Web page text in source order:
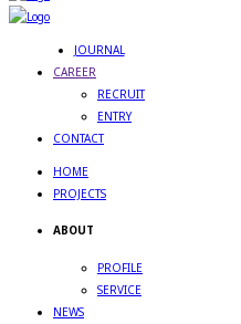
JOURNAL
CAREER
RECRUIT
ENTRY
CONTACT
HOME
PROJECTS
ABOUT
PROFILE
SERVICE
NEWS